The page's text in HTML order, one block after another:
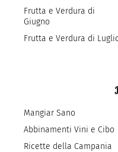
Frutta e Verdura di
Giugno
Frutta e Verdura di
Mangiar Sano
Abbinamenti Vini e Cibo
Ricette della Campania